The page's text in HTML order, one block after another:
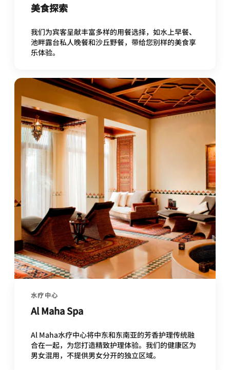
美食探索
我们为宾客呈献丰富多样的用餐选择，如水上早餐、
池畔露台私人晚餐和沙丘野餐，带给您别样的美食享
乐体验。
水疗中心
Al Maha Spa
Al Maha水疗中心将中东和东南亚的芳香护理传统融
合在一起，为您打造精致护理体验。我们的健康区为
男女混用，不提供男女分开的独立区域。